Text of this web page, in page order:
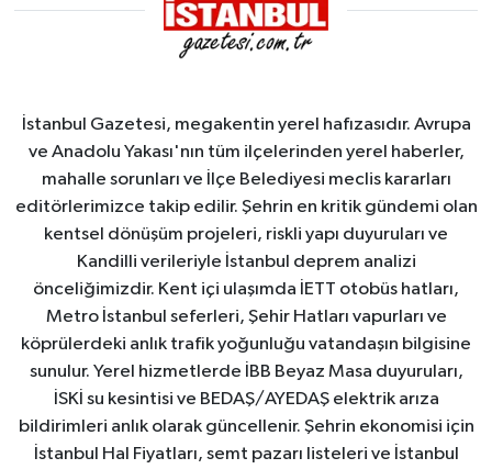
İstanbul Gazetesi, megakentin yerel hafızasıdır. Avrupa
ve Anadolu Yakası'nın tüm ilçelerinden yerel haberler,
mahalle sorunları ve İlçe Belediyesi meclis kararları
editörlerimizce takip edilir. Şehrin en kritik gündemi olan
kentsel dönüşüm projeleri, riskli yapı duyuruları ve
Kandilli verileriyle İstanbul deprem analizi
önceliğimizdir. Kent içi ulaşımda İETT otobüs hatları,
Metro İstanbul seferleri, Şehir Hatları vapurları ve
köprülerdeki anlık trafik yoğunluğu vatandaşın bilgisine
sunulur. Yerel hizmetlerde İBB Beyaz Masa duyuruları,
İSKİ su kesintisi ve BEDAŞ/AYEDAŞ elektrik arıza
bildirimleri anlık olarak güncellenir. Şehrin ekonomisi için
İstanbul Hal Fiyatları, semt pazarı listeleri ve İstanbul